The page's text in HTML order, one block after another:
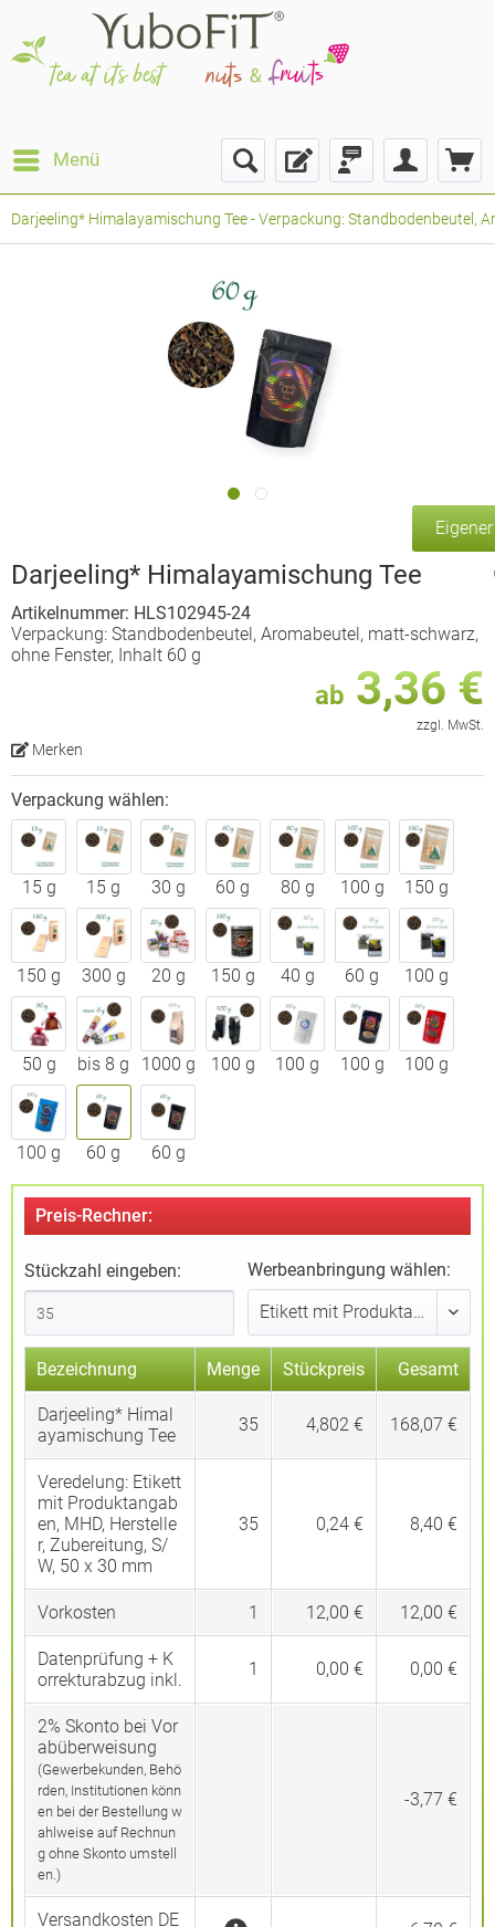
Menü
Darjeeling* Himalayamischung Tee - Verpackung: Standbodenbeutel,
Darjeeling* Himalayamischung Tee
Artikelnummer: HLS102945-24
Verpackung: Standbodenbeutel, Aromabeutel, matt-schwarz,
ohne Fenster, Inhalt 60 g
ab 3,36 €
zzgl. MwSt.
Merken
Verpackung wählen:
15 g 15 g 30 g 60 g 80 g 100 g 150 g
150 g 300 g 20 g 150 g 40 g 60 g 100 g
50 g bis 8 g 1000 g 100 g 100 g 100 g 100 g
100 g 60 g 60 g
Preis-Rechner:
Stückzahl eingeben: Werbeanbringung wählen:
Bezeichnung Menge Stückpreis Gesamt
Darjeeling* Himal
ayamischung Tee
35 4,802 € 168,07 €
Veredelung: Etikett
mit Produktangab
en, MHD, Herstelle
r, Zubereitung, S/
W, 50 x 30 mm
35 0,24 € 8,40 €
Vorkosten 1 12,00 € 12,00 €
Datenprüfung + K
orrekturabzug inkl.
1 0,00 € 0,00 €
2% Skonto bei Vor
abüberweisung
(Gewerbekunden, Behö
rden, Institutionen könn
en bei der Bestellung w
ahlweise auf Rechnun
g ohne Skonto umstell
en.)
-3,77 €
Versandkosten DE